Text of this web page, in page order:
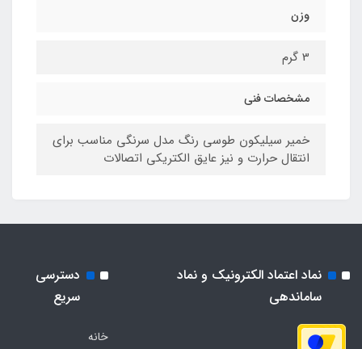
وزن
3 گرم
مشخصات فنی
خمیر سیلیکون طوسی رنگ مدل سرنگی مناسب برای
انتقال حرارت و نیز عایق الکتریکی اتصالات
نماد اعتماد الکترونیک و نماد
ساماندهی
دسترسی
سریع
خانه